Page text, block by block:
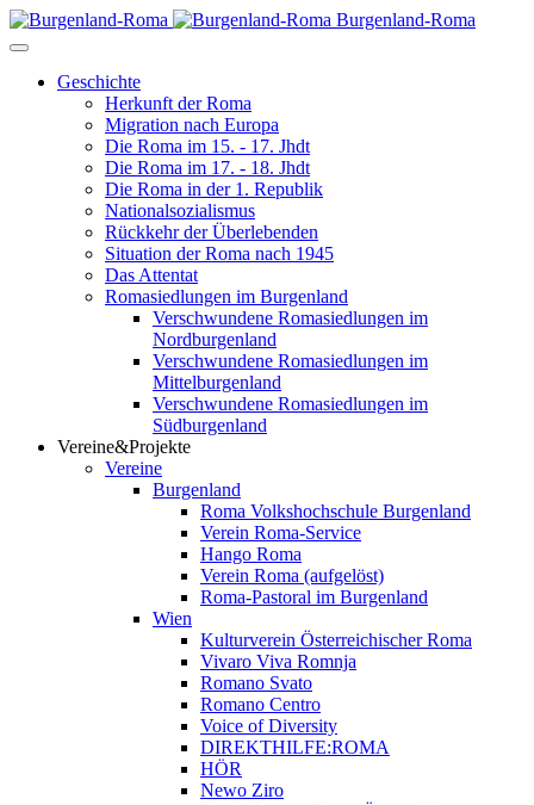
Burgenland-Roma
Geschichte
Herkunft der Roma
Migration nach Europa
Die Roma im 15. - 17. Jhdt
Die Roma im 17. - 18. Jhdt
Die Roma in der 1. Republik
Nationalsozialismus
Rückkehr der Überlebenden
Situation der Roma nach 1945
Das Attentat
Romasiedlungen im Burgenland
Verschwundene Romasiedlungen im
Nordburgenland
Verschwundene Romasiedlungen im
Mittelburgenland
Verschwundene Romasiedlungen im
Südburgenland
Vereine&Projekte
Vereine
Burgenland
Roma Volkshochschule Burgenland
Verein Roma-Service
Hango Roma
Verein Roma (aufgelöst)
Roma-Pastoral im Burgenland
Wien
Kulturverein Österreichischer Roma
Vivaro Viva Romnja
Romano Svato
Romano Centro
Voice of Diversity
DIREKTHILFE:ROMA
HÖR
Newo Ziro